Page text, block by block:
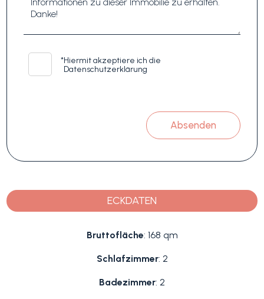
*Hiermit akzeptiere ich die
Datenschutzerklärung
Absenden
ECKDATEN
Bruttofläche: 168 qm
Schlafzimmer: 2
Badezimmer: 2